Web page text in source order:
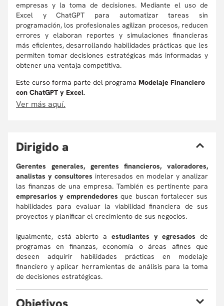
empresas y la toma de decisiones. Mediante el uso de
Excel y ChatGPT para automatizar tareas sin
programación, los profesionales agilizan procesos, reducen
errores y elaboran reportes y simulaciones financieras
más eficientes, desarrollando habilidades prácticas que les
permiten tomar decisiones estratégicas más informadas y
obtener una ventaja competitiva.
Este curso forma parte del programa Modelaje Financiero
con ChatGPT y Excel.
Ver más aquí.
Dirigido a
Gerentes generales, gerentes financieros, valoradores,
analistas y consultores interesados en modelar y analizar
las finanzas de una empresa. También es pertinente para
empresarios y emprendedores que buscan fortalecer sus
habilidades para evaluar la viabilidad financiera de sus
proyectos y planificar el crecimiento de sus negocios.
Igualmente, está abierto a estudiantes y egresados de
programas en finanzas, economía o áreas afines que
deseen adquirir habilidades prácticas en modelaje
financiero y aplicar herramientas de análisis para la toma
de decisiones estratégicas.